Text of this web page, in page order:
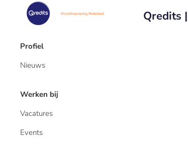
Profiel
Nieuws
Werken bij
Vacatures
Events
Qredits |